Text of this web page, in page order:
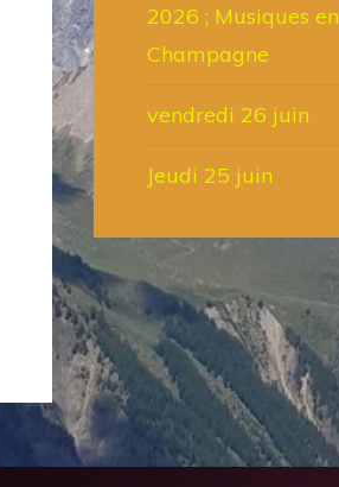
2026 ; Musiques en
Champagne
vendredi 26 juin
Jeudi 25 juin